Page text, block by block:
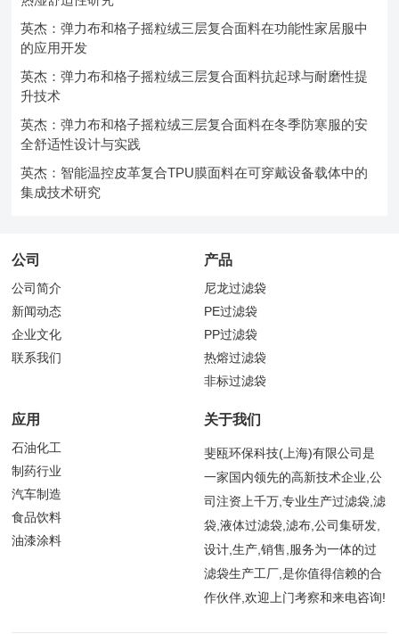
英杰：弹力布和格子摇粒绒三层复合面料在功能性家居服中
的应用开发
英杰：弹力布和格子摇粒绒三层复合面料抗起球与耐磨性提
升技术
英杰：弹力布和格子摇粒绒三层复合面料在冬季防寒服的安
全舒适性设计与实践
英杰：智能温控皮革复合TPU膜面料在可穿戴设备载体中的
集成技术研究
公司
公司简介
新闻动态
企业文化
联系我们
产品
尼龙过滤袋
PE过滤袋
PP过滤袋
热熔过滤袋
非标过滤袋
应用
石油化工
制药行业
汽车制造
食品饮料
油漆涂料
关于我们
斐瓯环保科技(上海)有限公司是
一家国内领先的高新技术企业,公
司注资上千万,专业生产过滤袋,滤
袋,液体过滤袋,滤布,公司集研发,
设计,生产,销售,服务为一体的过
滤袋生产工厂,是你值得信赖的合
作伙伴,欢迎上门考察和来电咨询!